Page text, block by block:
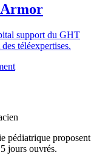
support du GHT
téléexpertises.
pédiatrique proposent
jours ouvrés.